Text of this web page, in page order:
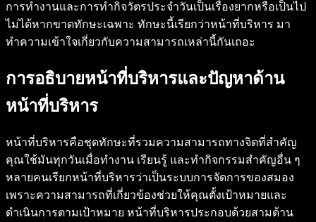
การทำงานและการทำกิจวัตรประจำวันเป็นเรื่องยากหรือเป็นไป
ไม่ได้หากขาดทักษะเฉพาะ ทักษะนี้เรียกว่าหน้าที่บริหาร มา
ทำความเข้าใจเกี่ยวกับความสามารถเหล่านี้กันเถอะ
การอธิบายหน้าที่บริหารและปัญหาด้าน
หน้าที่บริหาร
หน้าที่บริหารคือชุดทักษะที่รวมความสามารถทางจิตที่สำคัญ
คุณใช้มันทุกวันเมื่อทำงาน เรียนรู้ และทำกิจกรรมสำคัญอื่น ๆ
หลายคนเรียกหน้าที่บริหารว่าเป็นระบบการจัดการของสมอง
เพราะความสามารถที่เกี่ยวข้องช่วยให้คุณตั้งเป้าหมายและ
ดำเนินการตามเป้าหมาย หน้าที่บริหารประกอบด้วยสามด้าน